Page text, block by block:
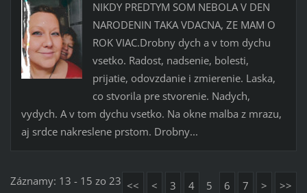
NIKDY PREDTYM SOM NEBOLA V DEN
NARODENIN TAKA VDACNA, ZE MAM O
ROK VIAC.Drobny dych a v tom dychu
vsetko. Radost, nadsenie, bolesti,
prijatie, odovzdanie i zmierenie. Laska,
co stvorila pre stvorenie. Nadych,
vydych. A v tom dychu vsetko. Na okne malba z mrazu,
aj srdce nakreslene prstom. Drobny...
Záznamy: 13 - 15 zo 23 << < 3 4 5 6 7 > >>